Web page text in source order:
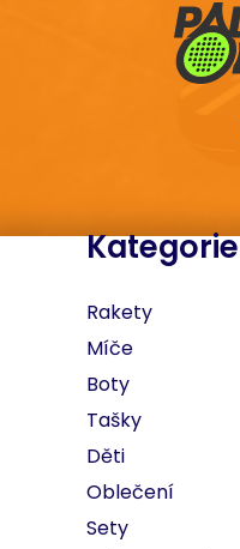
Kategorie
Rakety
Míče
Boty
Tašky
Děti
Oblečení
Sety